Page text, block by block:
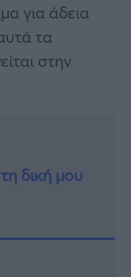
για άδεια
τα
στην
δική μου